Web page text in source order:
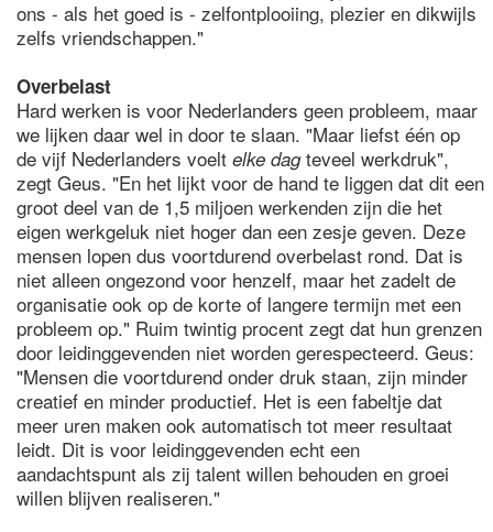
ons - als het goed is - zelfontplooiing, plezier en dikwijls
zelfs vriendschappen."
Overbelast
Hard werken is voor Nederlanders geen probleem, maar
we lijken daar wel in door te slaan. "Maar liefst één op
de vijf Nederlanders voelt elke dagteveel werkdruk",
zegt Geus. "En het lijkt voor de hand te liggen dat dit een
groot deel van de 1,5 miljoen werkenden zijn die het
eigen werkgeluk niet hoger dan een zesje geven. Deze
mensen lopen dus voortdurend overbelast rond. Dat is
niet alleen ongezond voor henzelf, maar het zadelt de
organisatie ook op de korte of langere termijn met een
probleem op." Ruim twintig procent zegt dat hun grenzen
door leidinggevenden niet worden gerespecteerd. Geus:
"Mensen die voortdurend onder druk staan, zijn minder
creatief en minder productief. Het is een fabeltje dat
meer uren maken ook automatisch tot meer resultaat
leidt. Dit is voor leidinggevenden echt een
aandachtspunt als zij talent willen behouden en groei
willen blijven realiseren."